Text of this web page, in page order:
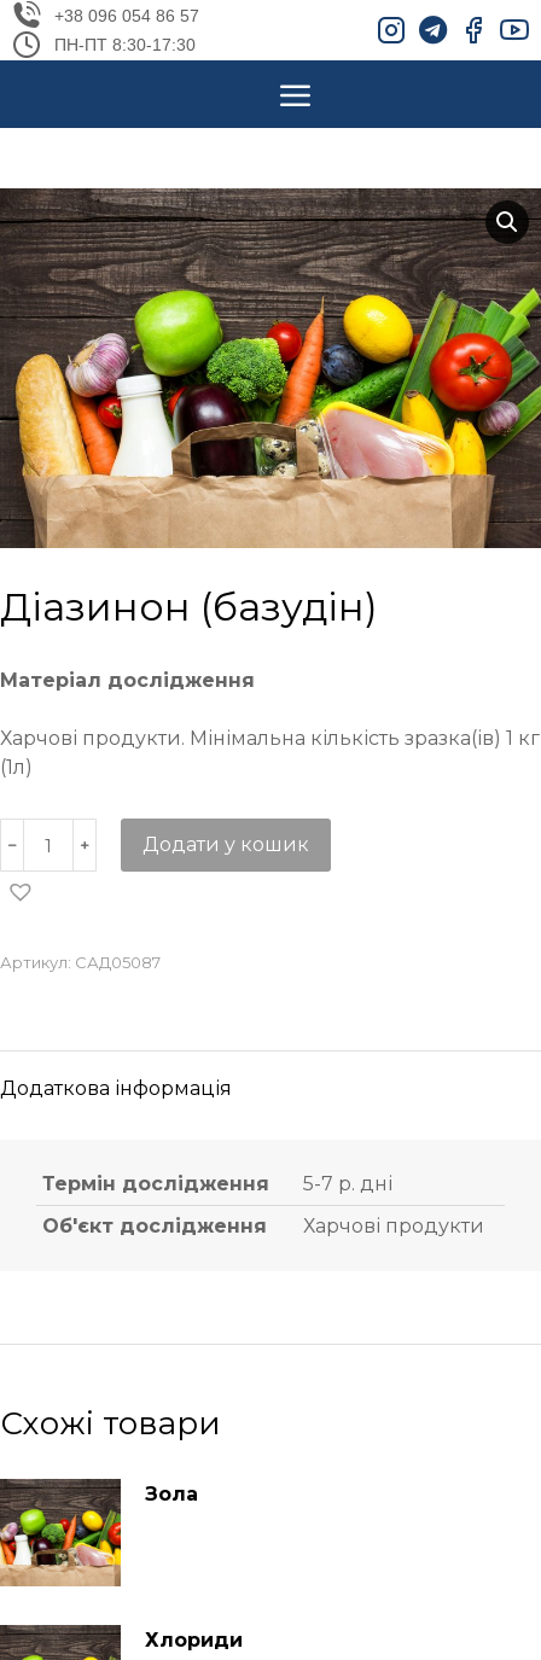
+38 096 054 86 57
ПН-ПТ 8:30-17:30
Діазинон (базудін)
Матеріал дослідження
Харчові продукти. Мінімальна кількість зразка(ів) 1 кг
(1л)
Додати у кошик
Артикул: САД05087
Додаткова інформація
Термін дослідження
5-7 р. дні
Об'єкт дослідження
Харчові продукти
Схожі товари
Зола
Хлориди